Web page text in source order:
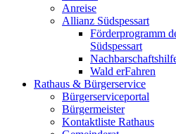
Anreise
Allianz Südspessart
Förderprogramm
Südspessart
Wald erFahren
Rathaus & Bürgerservice
Bürgerserviceportal
Bürgermeister
Kontaktliste Rathaus